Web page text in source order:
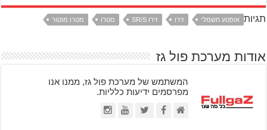
תגיות אופנוע חשמלי זירו זירו SR/S מטרו מטרו מוטור
אודות מערכת פול גז
המשתמש של מערכת פול גז, ממנו אנו
מפרסמים ידיעות כלליות.